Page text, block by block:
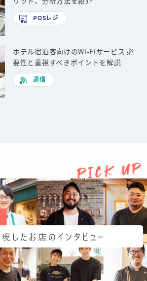
POSレジ
ホテル宿泊客向けのWi-Fiサービス 必
要性と重視すべきポイントを解説
通信